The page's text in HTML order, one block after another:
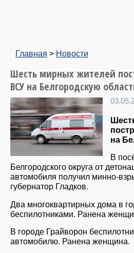
Главная > Новости
Шесть мирных жителей
ВСУ на Белгородскую
на
В
Белгородского округа от
автомобиля получил минно-
губернатор Гладков.
Два многоквартирных дома в
беспилотниками. Ранена
В городе Грайворон
автомобилю. Ранена женщина.